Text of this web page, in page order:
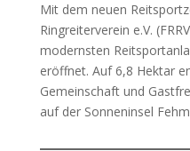
Mit dem neuen
Ringreiterverein e.V.
modernsten
eröffnet. Auf 6,8 Hektar
Gemeinschaft und
auf der Sonneninsel